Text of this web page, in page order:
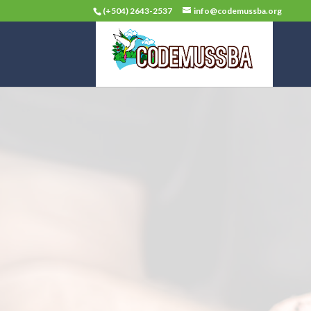
(+504) 2643-2537 info@codemussba.org